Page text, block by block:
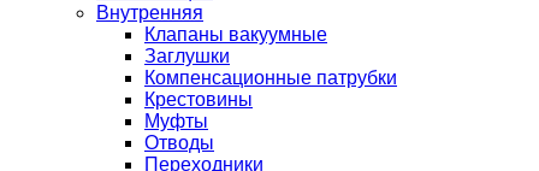
Внутренняя
Клапаны вакуумные
Заглушки
Компенсационные патрубки
Крестовины
Муфты
Отводы
Переходники